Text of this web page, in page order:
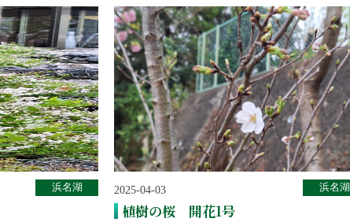
浜名湖 2025-04-03
植樹の桜 開花1号
浜名湖